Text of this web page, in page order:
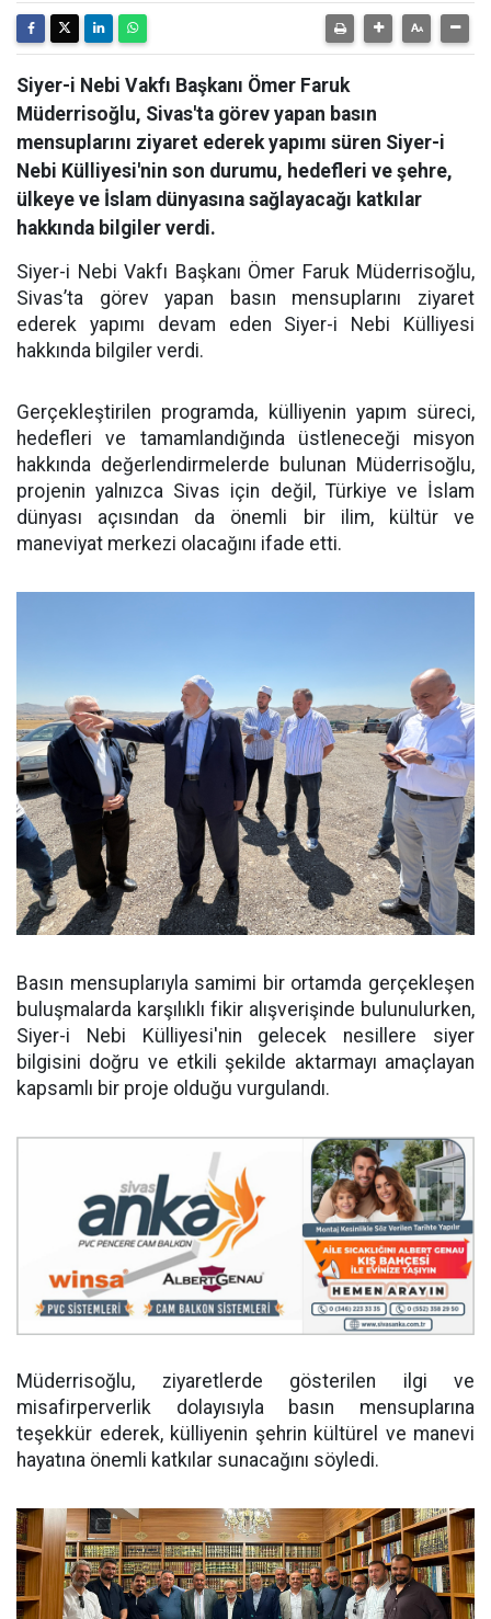
Siyer-i Nebi Vakfı Başkanı Ömer Faruk
Müderrisoğlu, Sivas'ta görev yapan basın
mensuplarını ziyaret ederek yapımı süren Siyer-i
Nebi Külliyesi'nin son durumu, hedefleri ve şehre,
ülkeye ve İslam dünyasına sağlayacağı katkılar
hakkında bilgiler verdi.
Siyer-i Nebi Vakfı Başkanı Ömer Faruk Müderrisoğlu,
Sivas’ta görev yapan basın mensuplarını ziyaret
ederek yapımı devam eden Siyer-i Nebi Külliyesi
hakkında bilgiler verdi.
Gerçekleştirilen programda, külliyenin yapım süreci,
hedefleri ve tamamlandığında üstleneceği misyon
hakkında değerlendirmelerde bulunan Müderrisoğlu,
projenin yalnızca Sivas için değil, Türkiye ve İslam
dünyası açısından da önemli bir ilim, kültür ve
maneviyat merkezi olacağını ifade etti.
Basın mensuplarıyla samimi bir ortamda gerçekleşen
buluşmalarda karşılıklı fikir alışverişinde bulunulurken,
Siyer-i Nebi Külliyesi'nin gelecek nesillere siyer
bilgisini doğru ve etkili şekilde aktarmayı amaçlayan
kapsamlı bir proje olduğu vurgulandı.
Müderrisoğlu, ziyaretlerde gösterilen ilgi ve
misafirperverlik dolayısıyla basın mensuplarına
teşekkür ederek, külliyenin şehrin kültürel ve manevi
hayatına önemli katkılar sunacağını söyledi.